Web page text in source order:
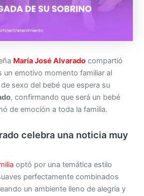
María José Alvarado compartió
un emotivo momento familiar al
sexo del bebé que espera su
, confirmando que será un bebé
de emoción a toda la familia.
celebra una noticia muy
optó por una temática estilo
perfectamente combinados
un ambiente lleno de alegría y